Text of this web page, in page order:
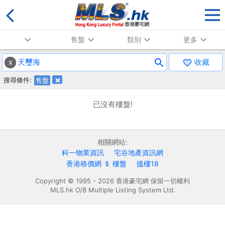
售盤 類別 更多
x 收藏
搜尋條件: 售盤
已沒有樓盤!
相關網站:
科一物業資訊
宅谷地產資訊網
香港格價網 ＄ 樓盤
搵樓18
Copyright © 1995 - 2026 香港豪宅網 保留一切權利
MLS.hk O/B Multiple Listing System Ltd.